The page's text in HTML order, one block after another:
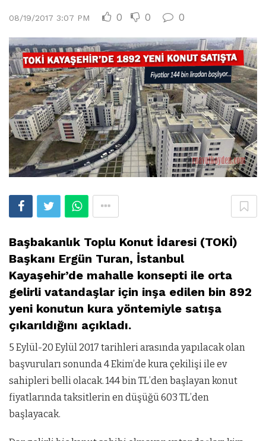
08/19/2017 3:07 PM 0 0 0
Başbakanlık Toplu Konut İdaresi (TOKİ)
Başkanı Ergün Turan, İstanbul
Kayaşehir’de mahalle konsepti ile orta
gelirli vatandaşlar için inşa edilen bin 892
yeni konutun kura yöntemiyle satışa
çıkarıldığını açıkladı.
5 Eylül-20 Eylül 2017 tarihleri arasında yapılacak olan
başvuruları sonunda 4 Ekim’de kura çekilişi ile ev
sahipleri belli olacak. 144 bin TL’den başlayan konut
fiyatlarında taksitlerin en düşüğü 603 TL’den
başlayacak.